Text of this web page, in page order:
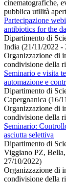
cinematografiche,
pubblica utilità
Partecipazione
antibiotics for the
Dipartimento di
India (21/11/2022 -
Organizzazione di
condivisione della
Seminario e visita
automazione e
Dipartimento di
Capergnanica (16/
Organizzazione di
condivisione della
Seminario:
asciutta selettiva
Dipartimento di
Viggiano PZ,
27/10/2022)
Organizzazione di
condivisione della